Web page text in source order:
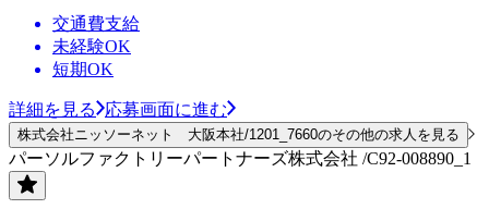
交通費支給
未経験OK
短期OK
詳細を見る 応募画面に進む
株式会社ニッソーネット 大阪本社/1201_7660のその他の求人を見る
パーソルファクトリーパートナーズ株式会社 /C92-008890_1